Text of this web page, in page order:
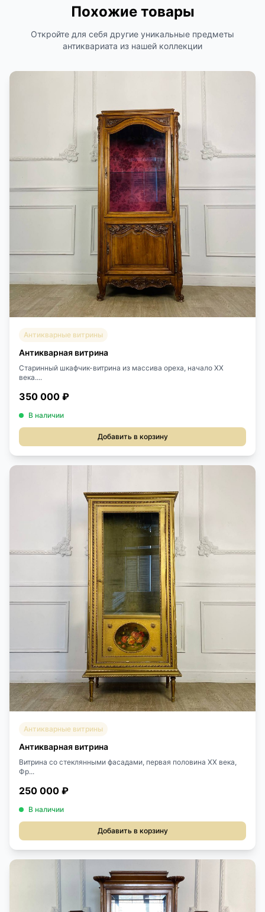
Похожие товары
Откройте для себя другие уникальные предметы
антиквариата из нашей коллекции
Антикварные витрины
Антикварная витрина
Старинный шкафчик-витрина из массива ореха, начало ХХ
века....
350 000 ₽
В наличии
Добавить в корзину
Антикварные витрины
Антикварная витрина
Витрина со стеклянными фасадами, первая половина ХХ века,
Фр...
250 000 ₽
В наличии
Добавить в корзину